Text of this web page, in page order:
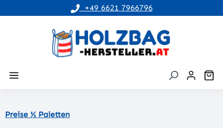
+49 6621 7966796
Preise ½ Paletten